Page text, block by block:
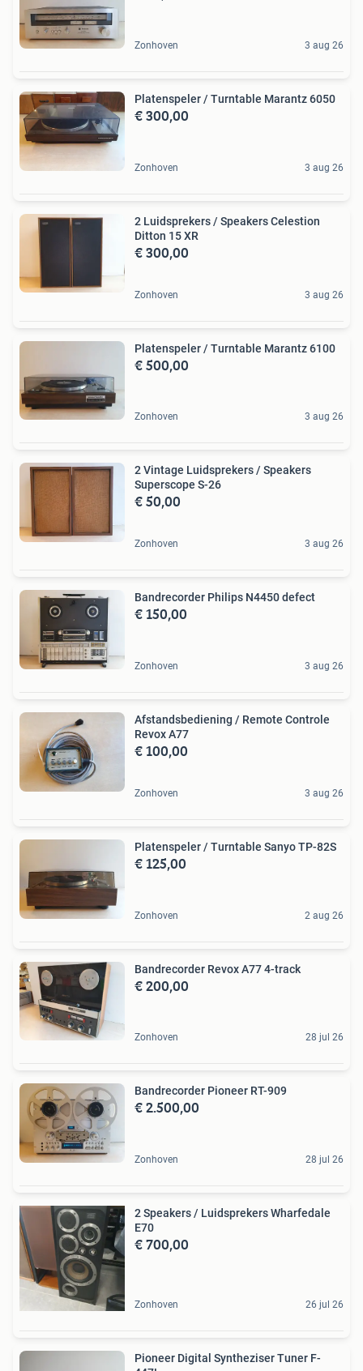
Zonhoven 3 aug 26
Platenspeler / Turntable Marantz 6050
€ 300,00
Zonhoven 3 aug 26
2 Luidsprekers / Speakers Celestion
Ditton 15 XR
€ 300,00
Zonhoven 3 aug 26
Platenspeler / Turntable Marantz 6100
€ 500,00
Zonhoven 3 aug 26
2 Vintage Luidsprekers / Speakers
Superscope S-26
€ 50,00
Zonhoven 3 aug 26
Bandrecorder Philips N4450 defect
€ 150,00
Zonhoven 3 aug 26
Afstandsbediening / Remote Controle
Revox A77
€ 100,00
Zonhoven 3 aug 26
Platenspeler / Turntable Sanyo TP-82S
€ 125,00
Zonhoven 2 aug 26
Bandrecorder Revox A77 4-track
€ 200,00
Zonhoven 28 jul 26
Bandrecorder Pioneer RT-909
€ 2.500,00
Zonhoven 28 jul 26
2 Speakers / Luidsprekers Wharfedale
E70
€ 700,00
Zonhoven 26 jul 26
Pioneer Digital Syntheziser Tuner F-